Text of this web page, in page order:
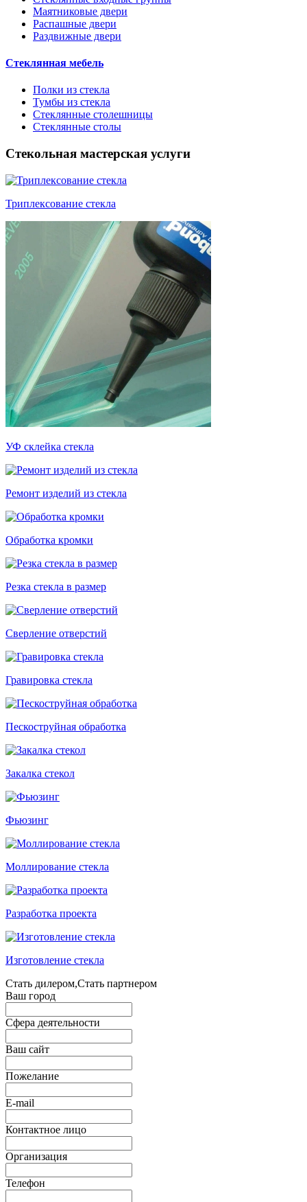
Маятниковые двери
Распашные двери
Раздвижные двери
Стеклянная мебель
Полки из стекла
Тумбы из стекла
Стеклянные столешницы
Стеклянные столы
Стекольная мастерская услуги
Триплексование стекла
УФ склейка стекла
Ремонт изделий из стекла
Обработка кромки
Резка стекла в размер
Сверление отверстий
Гравировка стекла
Пескоструйная обработка
Закалка стекол
Фьюзинг
Моллирование стекла
Разработка проекта
Изготовление стекла
Стать дилером,Стать партнером
Ваш город
Сфера деятельности
Ваш сайт
Пожелание
E-mail
Контактное лицо
Организация
Телефон